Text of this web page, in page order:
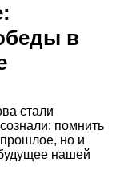
в
стали
помнить
прошлое, но и
нашей